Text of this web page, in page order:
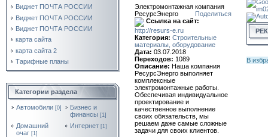
Виджет ПОЧТА РОССИИ
Виджет ПОЧТА РОССИИ
Виджет ПОЧТА РОССИИ
карта сайта
карта сайта 2
Тарифные планы
Категории раздела
Автомобили [0]
Бизнес и
финансы [1]
Домашний
очаг [1]
Интернет [1]
Электромонтажная компания
РесурсЭнерго
Поделиться
Ссылка на сайт:
http://resurs-e.ru
Категория: Строительные
материалы, оборудование
Дата: 03.07.2018
Переходов: 1089
Описание: Наша компания
РесурсЭнерго выполняет
комплексные
электромонтажные работы.
Обеспечивая индивидуальное
проектирование и
качественное выполнение
своих обязательств, мы
решаем даже самые сложные
задачи для своих клиентов.
В